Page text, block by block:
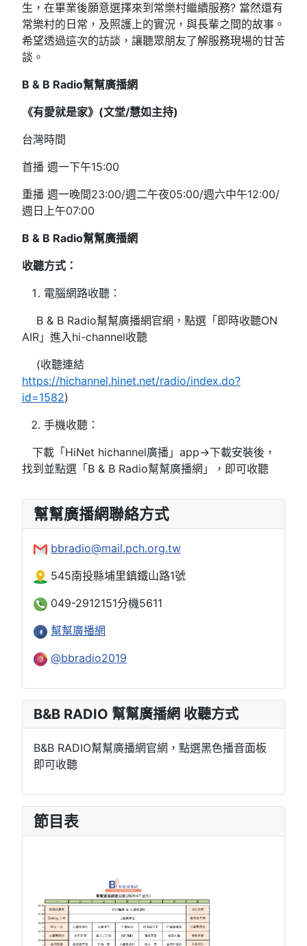
生，在畢業後願意選擇來到常樂村繼續服務? 當然還有
常樂村的日常，及照護上的實況，與長輩之間的故事。
希望透過這次的訪談，讓聽眾朋友了解服務現場的甘苦
談。
B & B Radio幫幫廣播網
《有愛就是家》(文堂/慧如主持)
台灣時間
首播 週一下午15:00
重播 週一晚間23:00/週二午夜05:00/週六中午12:00/
週日上午07:00
B & B Radio幫幫廣播網
收聽方式：
電腦網路收聽：
B & B Radio幫幫廣播網官網，點選「即時收聽ON
AIR」進入hi-channel收聽
(收聽連結
https://hichannel.hinet.net/radio/index.do?
id=1582)
手機收聽：
下載「HiNet hichannel廣播」app→下載安裝後，
找到並點選「B & B Radio幫幫廣播網」，即可收聽
幫幫廣播網聯絡方式
bbradio@mail.pch.org.tw
545南投縣埔里鎮鐵山路1號
049-2912151分機5611
幫幫廣播網
@bbradio2019
B&B RADIO 幫幫廣播網 收聽方式
B&B RADIO幫幫廣播網官網，點選黑色播音面板
即可收聽
節目表